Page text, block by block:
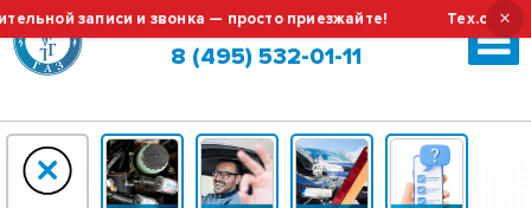
записи и звонка — просто приезжайте! ×
Москва (сменить город?)
8 (495) 532-01-11